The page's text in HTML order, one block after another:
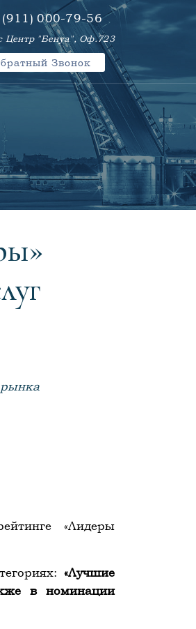
(911) 000-79-56
Центр "Бенуа", Оф.723
Звонок
рынка
«Лидеры
«Лучшие
в номинации